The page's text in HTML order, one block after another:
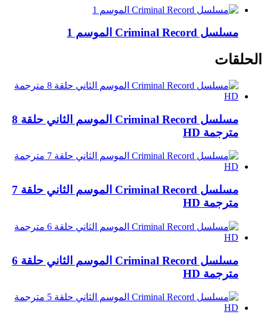
مسلسل Criminal Record الموسم 1
الحلقات
مسلسل Criminal Record الموسم الثاني حلقة 8
مترجمة HD
مسلسل Criminal Record الموسم الثاني حلقة 7
مترجمة HD
مسلسل Criminal Record الموسم الثاني حلقة 6
مترجمة HD